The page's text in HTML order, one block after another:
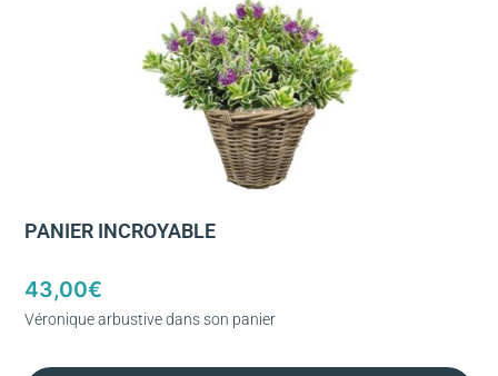
PANIER INCROYABLE
43,00€
Véronique arbustive dans son panier